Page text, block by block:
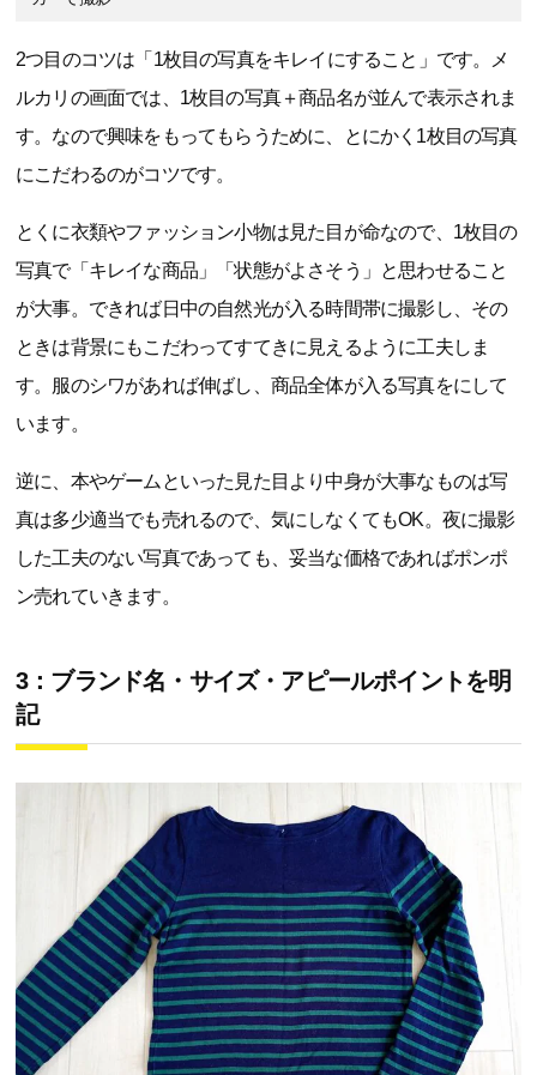
2つ目のコツは「1枚目の写真をキレイにすること」です。メ
ルカリの画面では、1枚目の写真＋商品名が並んで表示されま
す。なので興味をもってもらうために、とにかく1枚目の写真
にこだわるのがコツです。
とくに衣類やファッション小物は見た目が命なので、1枚目の
写真で「キレイな商品」「状態がよさそう」と思わせること
が大事。できれば日中の自然光が入る時間帯に撮影し、その
ときは背景にもこだわってすてきに見えるように工夫しま
す。服のシワがあれば伸ばし、商品全体が入る写真をにして
います。
逆に、本やゲームといった見た目より中身が大事なものは写
真は多少適当でも売れるので、気にしなくてもOK。夜に撮影
した工夫のない写真であっても、妥当な価格であればポンポ
ン売れていきます。
3：ブランド名・サイズ・アピールポイントを明
記